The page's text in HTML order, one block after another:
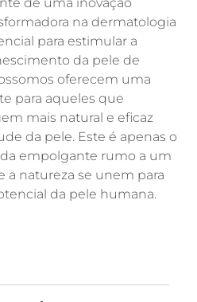
na dermatologia
para estimular a
da pele de
oferecem uma
para aqueles que
mais natural e eficaz
da pele. Este é apenas o
empolgante rumo a um
a natureza se unem para
da pele humana.